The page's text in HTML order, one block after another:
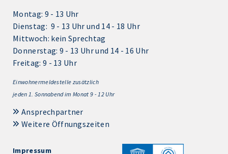
Montag: 9 - 13 Uhr
Dienstag: 9 - 13 Uhr und 14 - 18 Uhr
Mittwoch: kein Sprechtag
Donnerstag: 9 - 13 Uhr und 14 - 16 Uhr
Freitag: 9 - 13 Uhr
Einwohnermeldestelle zusätzlich
jeden 1. Sonnabend im Monat 9 - 12 Uhr
Ansprechpartner
Weitere Öffnungszeiten
Impressum